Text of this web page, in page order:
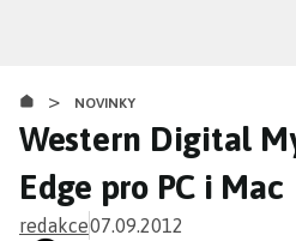
obsahu
> NOVINKY
Western Digital
Edge pro PC i Mac
redakce07.09.2012